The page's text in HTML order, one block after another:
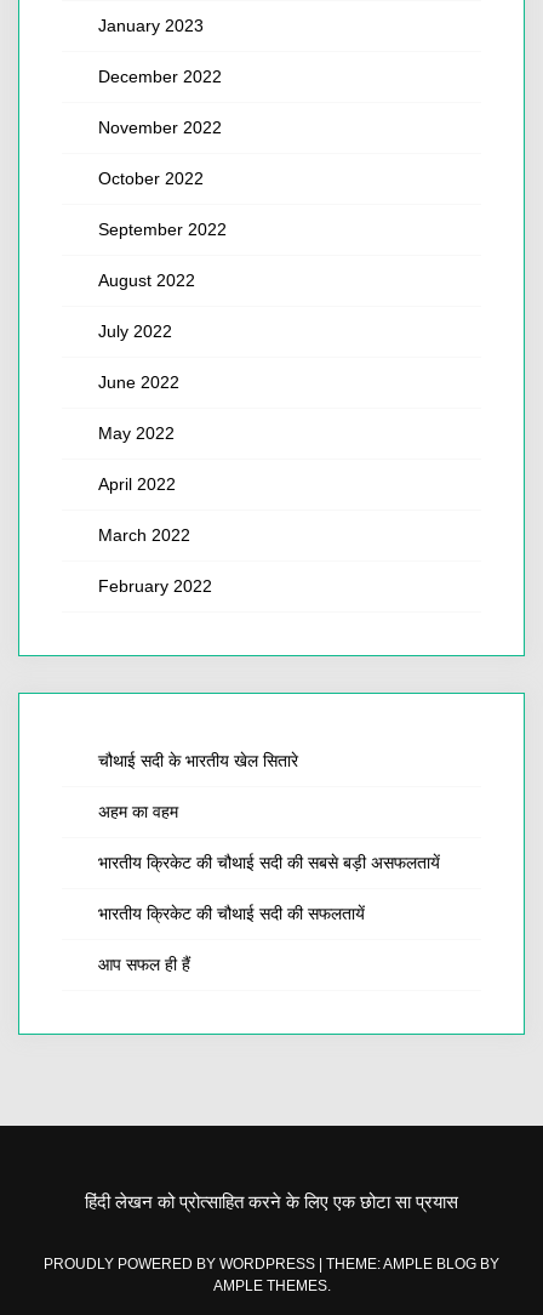
January 2023
December 2022
November 2022
October 2022
September 2022
August 2022
July 2022
June 2022
May 2022
April 2022
March 2022
February 2022
चौथाई सदी के भारतीय खेल सितारे
अहम का वहम
भारतीय क्रिकेट की चौथाई सदी की सबसे बड़ी असफलतायें
भारतीय क्रिकेट की चौथाई सदी की सफलतायें
आप सफल ही हैं
हिंदी लेखन को प्रोत्साहित करने के लिए एक छोटा सा प्रयास
PROUDLY POWERED BY WORDPRESS
THEME: AMPLE BLOG BY
AMPLE THEMES.